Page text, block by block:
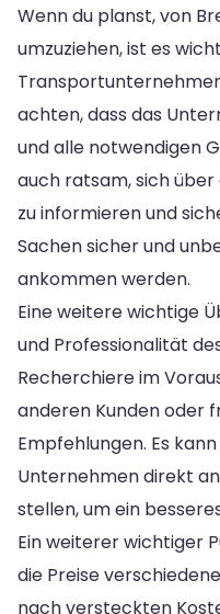
Wenn du planst, von
umzuziehen, ist es
achten, dass das
und alle notwendigen
auch ratsam, sich
zu informieren und
Sachen sicher und
ankommen werden.
Eine weitere wichtige
und Professionalität
Recherchiere im
anderen Kunden oder
Empfehlungen. Es
Unternehmen direkt
stellen, um ein
Ein weiterer wichtiger
die Preise
nach versteckten